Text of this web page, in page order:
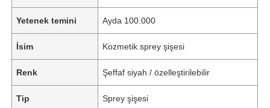
Yetenek temini Ayda 100.000
İsim Kozmetik sprey şişesi
Renk Şeffaf siyah / özelleştirilebilir
Tip Sprey şişesi